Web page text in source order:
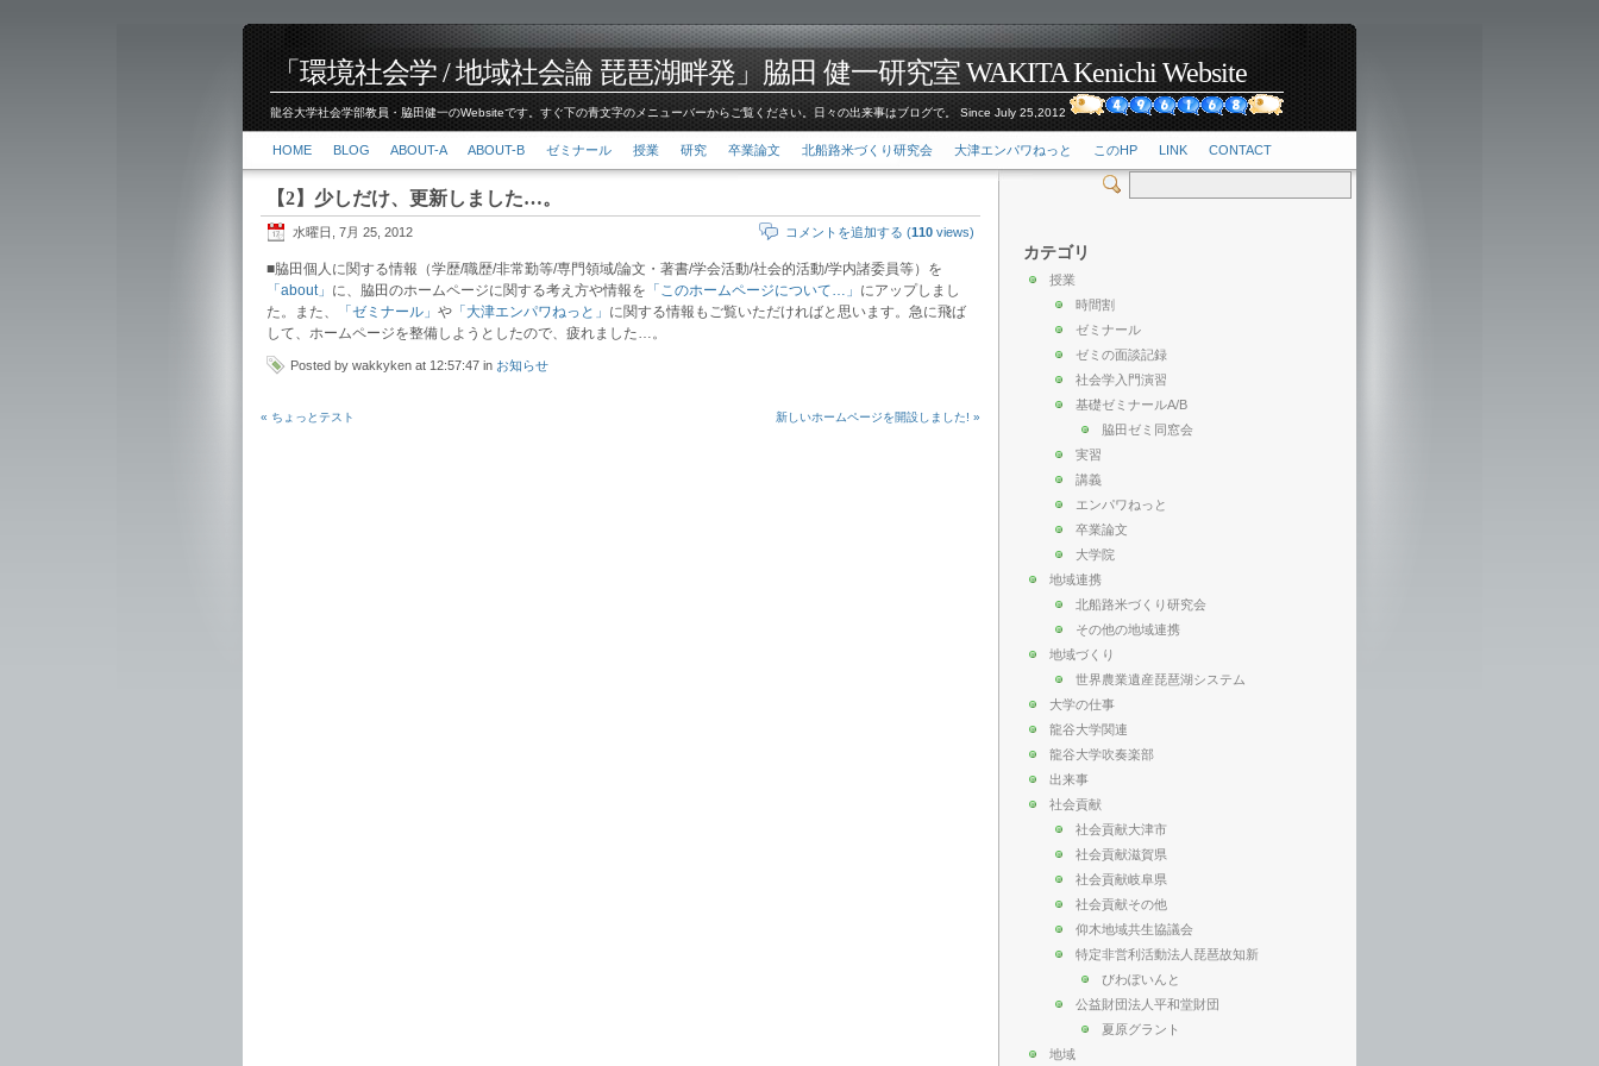
「環境社会学 / 地域社会論 琵琶湖畔発」脇田 健一研究室 WAKITA Kenichi Website
龍谷大学社会学部教員・脇田健一のWebsiteです。すぐ下の青文字のメニューバーからご覧ください。日々の出来事はブログで。 Since July 25,2012
HOME BLOG ABOUT-A ABOUT-B ゼミナール 授業 研究 卒業論文 北船路米づくり研究会 大津エンパワねっと このHP LINK CONTACT
【2】少しだけ、更新しました…。
水曜日, 7月 25, 2012 コメントを追加する (110 views)
■脇田個人に関する情報（学歴/職歴/非常勤等/専門領域/論文・著書/学会活動/社会的活動/学内諸委員等）を
「about」 に、脇田のホームページに関する考え方や情報を 「このホームページについて…」 にアップしまし
た。また、
「ゼミナール」 や 「大津エンパワねっと」 に関する情報もご覧いただければと思います。急に飛ば
して、ホームページを整備しようとしたので、疲れました…。
Posted by wakkyken at 12:57:47 in お知らせ
新しいホームページを開設しました! »
« ちょっとテスト
カテゴリ
授業
時間割
ゼミナール
ゼミの面談記録
社会学入門演習
基礎ゼミナールA/B
脇田ゼミ同窓会
実習
講義
エンパワねっと
卒業論文
大学院
地域連携
北船路米づくり研究会
その他の地域連携
地域づくり
世界農業遺産琵琶湖システム
大学の仕事
龍谷大学関連
龍谷大学吹奏楽部
出来事
社会貢献
社会貢献大津市
社会貢献滋賀県
社会貢献岐阜県
社会貢献その他
仰木地域共生協議会
特定非営利活動法人琵琶故知新
びわぽいんと
公益財団法人平和堂財団
夏原グラント
地域